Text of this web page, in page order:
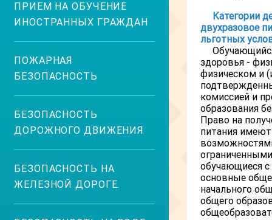
ПРИЕМ НА ОБУЧЕНИЕ
ИНОСТРАННЫХ ГРАЖДАН
ПОЖАРНАЯ
БЕЗОПАСНОСТЬ
БЕЗОПАСНОСТЬ
ДОРОЖНОГО ДВИЖЕНИЯ
БЕЗОПАСНОСТЬ НА
ЖЕЛЕЗНОЙ ДОРОГЕ.
Категории
двухразовое
льготных
здоровья -
физическом и
комиссией и
образования
Право на
питания
обучающиеся
основные
начального
общего